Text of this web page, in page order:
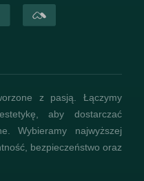
z pasją. Łączymy
aby dostarczać
Wybieramy najwyższej
bezpieczeństwo oraz